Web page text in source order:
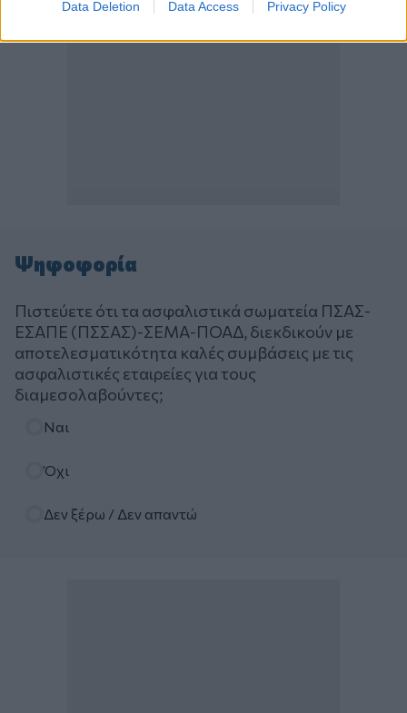
Data Deletion Data Access Privacy Policy
Ψηφοφορία
Πιστεύετε ότι τα ασφαλιστικά σωματεία ΠΣΑΣ-
ΕΣΑΠΕ (ΠΣΣΑΣ)-ΣΕΜΑ-ΠΟΑΔ, διεκδικούν με
αποτελεσματικότητα καλές συμβάσεις με τις
ασφαλιστικές εταιρείες για τους
διαμεσολαβούντες;
Ναι
Όχι
Δεν ξέρω / Δεν απαντώ